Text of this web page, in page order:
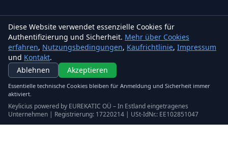
Diese Website verwendet essenzielle Cookies für
Authentifizierung und Sicherheit. Mehr über Cookies
erfahren, Nutzungsbedingungen, Kaufrichtlinie, Impressum
und Kontakt.
Ablehnen
Akzeptieren
Essentielle technische Cookies bleiben für Anmeldung und Sicherheit immer
aktiviert.
Keylicius powered by EUREKATIC OÜ – In Estland eingetragenes
Unternehmen | Registrierung: 17220214 | USt-IdNr.: EE102851047